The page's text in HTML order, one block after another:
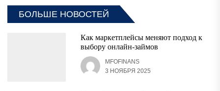
БОЛЬШЕ НОВОСТЕЙ
Как маркетплейсы меняют подход к
выбору онлайн-займов
MFOFINANS
3 НОЯБРЯ 2025